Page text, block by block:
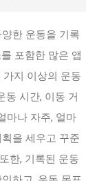
한 운동을 기록
포함한 많은 앱
가지 이상의 운동
동 시간, 이동 거
마나 자주, 얼마
을 세우고 꾸준
한, 기록된 운동